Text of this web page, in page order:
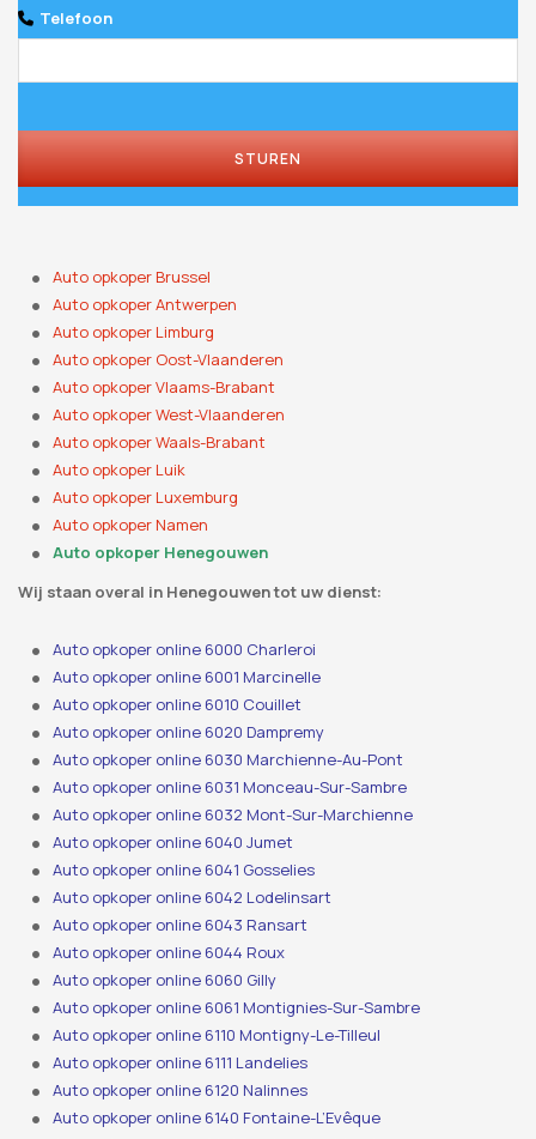
Telefoon
STUREN
Auto opkoper Brussel
Auto opkoper Antwerpen
Auto opkoper Limburg
Auto opkoper Oost-Vlaanderen
Auto opkoper Vlaams-Brabant
Auto opkoper West-Vlaanderen
Auto opkoper Waals-Brabant
Auto opkoper Luik
Auto opkoper Luxemburg
Auto opkoper Namen
Auto opkoper Henegouwen
Wij staan ​​overal in Henegouwen tot uw dienst:
Auto opkoper online 6000 Charleroi
Auto opkoper online 6001 Marcinelle
Auto opkoper online 6010 Couillet
Auto opkoper online 6020 Dampremy
Auto opkoper online 6030 Marchienne-Au-Pont
Auto opkoper online 6031 Monceau-Sur-Sambre
Auto opkoper online 6032 Mont-Sur-Marchienne
Auto opkoper online 6040 Jumet
Auto opkoper online 6041 Gosselies
Auto opkoper online 6042 Lodelinsart
Auto opkoper online 6043 Ransart
Auto opkoper online 6044 Roux
Auto opkoper online 6060 Gilly
Auto opkoper online 6061 Montignies-Sur-Sambre
Auto opkoper online 6110 Montigny-Le-Tilleul
Auto opkoper online 6111 Landelies
Auto opkoper online 6120 Nalinnes
Auto opkoper online 6140 Fontaine-L’Evêque